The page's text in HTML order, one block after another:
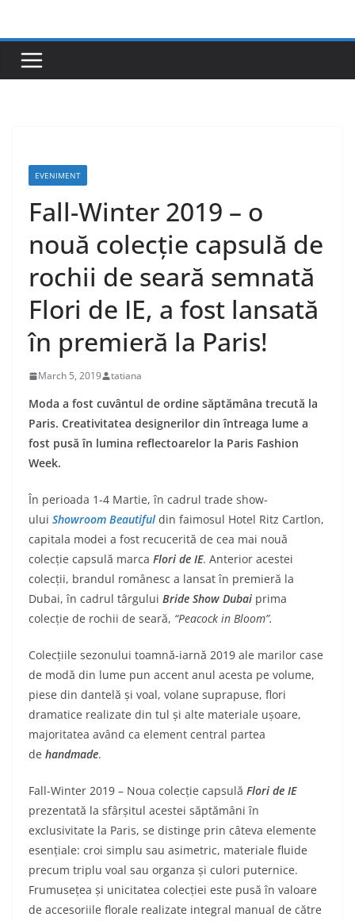
content
EVENIMENT
Fall-Winter 2019 – o
nouă colecție capsulă de
rochii de seară semnată
Flori de IE, a fost lansată
în premieră la Paris!
March 5, 2019 tatiana
Moda a fost cuvântul de ordine săptămâna trecută la
Paris. Creativitatea designerilor din întreaga lume a
fost pusă în lumina reflectoarelor la Paris Fashion
Week.
În perioada 1-4 Martie, în cadrul trade show-
ului Showroom Beautiful din faimosul Hotel Ritz Cartlon,
capitala modei a fost recucerită de cea mai nouă
colecție capsulă marca Flori de IE. Anterior acestei
colecții, brandul românesc a lansat în premieră la
Dubai, în cadrul târgului Bride Show Dubai prima
colecție de rochii de seară, “Peacock in Bloom”.
Colecțiile sezonului toamnă-iarnă 2019 ale marilor case
de modă din lume pun accent anul acesta pe volume,
piese din dantelă și voal, volane suprapuse, flori
dramatice realizate din tul și alte materiale ușoare,
majoritatea având ca element central partea
de handmade.
Fall-Winter 2019 – Noua colecție capsulă Flori de IE
prezentată la sfârșitul acestei săptămâni în
exclusivitate la Paris, se distinge prin câteva elemente
esențiale: croi simplu sau asimetric, materiale fluide
precum triplu voal sau organza și culori puternice.
Frumusețea și unicitatea colecției este pusă în valoare
de accesoriile florale realizate integral manual de către